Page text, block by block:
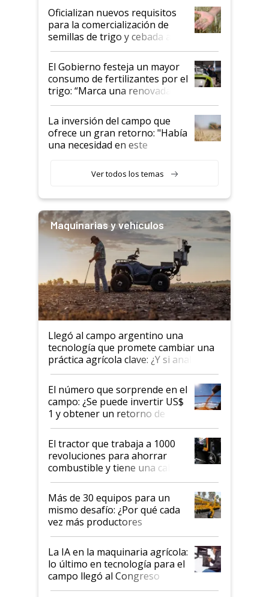
Oficializan nuevos requisitos
para la comercialización de
semillas de trigo y cebada a
granel
El Gobierno festeja un mayor
consumo de fertilizantes por el
trigo: “Marca una renovada
confianza de los productores”
La inversión del campo que
ofrece un gran retorno: "Había
una necesidad en este
Ver todos los temas
Maquinarias y vehículos
Llegó al campo argentino una
tecnología que promete cambiar una
práctica agrícola clave: ¿Y si analizar
el suelo fuera tan simple como
apretar un botón?
El número que sorprende en el
campo: ¿Se puede invertir US$
1 y obtener un retorno de
hasta US$ 10 en agricultura?
El tractor que trabaja a 1000
revoluciones para ahorrar
combustible y tiene una cabina
que parece una computadora:
lo último en el mundo,
disponible en Argentina
Más de 30 equipos para un
mismo desafío: ¿Por qué cada
vez más productores
incorporan fertilizante bajo
tierra?
La IA en la maquinaria agrícola:
lo último en tecnología para el
campo llegó al Congreso
Aapresid 2026